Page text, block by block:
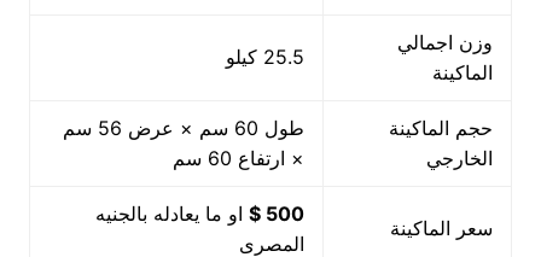
وزن اجمالي
الماكينة
25.5 كيلو
حجم الماكينة
الخارجي
طول 60 سم × عرض 56 سم
× ارتفاع 60 سم
سعر الماكينة
500 $
او ما يعادله بالجنيه
المصرى